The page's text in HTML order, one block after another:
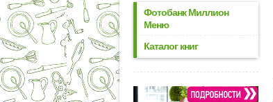
Фотобанк Миллион
Меню
Каталог книг